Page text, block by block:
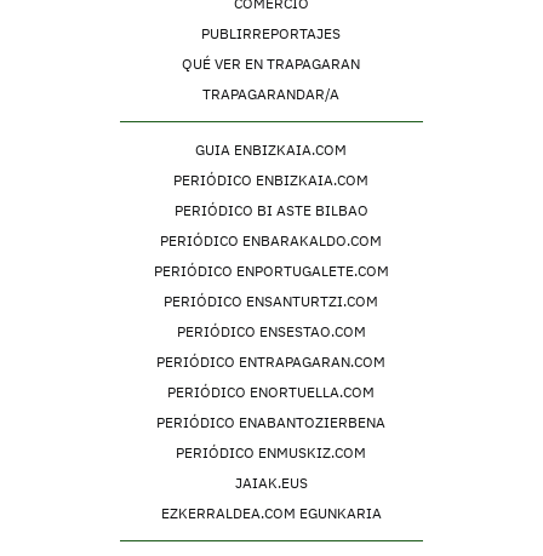
PUBLIRREPORTAJES
QUÉ VER EN TRAPAGARAN
TRAPAGARANDAR/A
GUIA ENBIZKAIA.COM
PERIÓDICO ENBIZKAIA.COM
PERIÓDICO BI ASTE BILBAO
PERIÓDICO ENBARAKALDO.COM
PERIÓDICO ENPORTUGALETE.COM
PERIÓDICO ENSANTURTZI.COM
PERIÓDICO ENSESTAO.COM
PERIÓDICO ENTRAPAGARAN.COM
PERIÓDICO ENORTUELLA.COM
PERIÓDICO ENABANTOZIERBENA
PERIÓDICO ENMUSKIZ.COM
JAIAK.EUS
EZKERRALDEA.COM EGUNKARIA